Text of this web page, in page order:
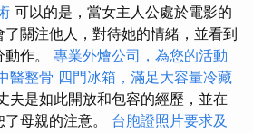
可以的是，當女主人公處於電影的
關注他人，對待她的情緒，並看到
作。 專業外燴公司，為您的活動
醫整骨 四門冰箱，滿足大容量冷藏
夫是如此開放和包容的經歷，並在
母親的注意。 台胞證照片要求及